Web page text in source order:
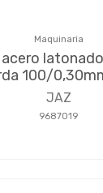
Maquinaria
100/
JAZ
9687019